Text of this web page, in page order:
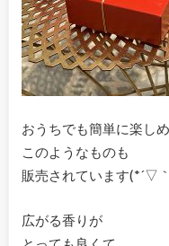
おうちでも簡単に楽し
このようなものも
販売されています(*´▽
広がる香りが